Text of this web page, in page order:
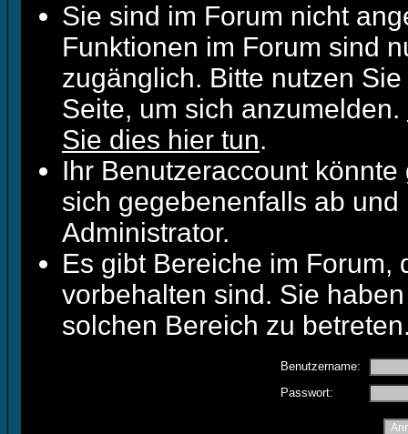
Sie sind im Forum nicht
Funktionen im Forum sind
zugänglich. Bitte nutzen
Seite, um sich anzumelden.
Sie dies hier tun.
Ihr Benutzeraccount
sich gegebenenfalls ab
Administrator.
Es gibt Bereiche im Forum,
vorbehalten sind. Sie
solchen Bereich zu
Benutzername:
Passwort: